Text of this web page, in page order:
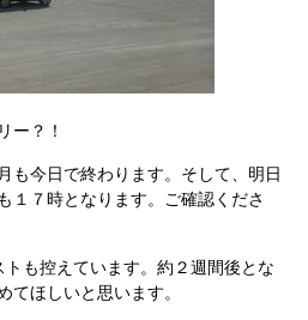
？！
も今日で終わります。そして、明日
１７時となります。ご確認くださ
も控えています。約２週間後とな
てほしいと思います。